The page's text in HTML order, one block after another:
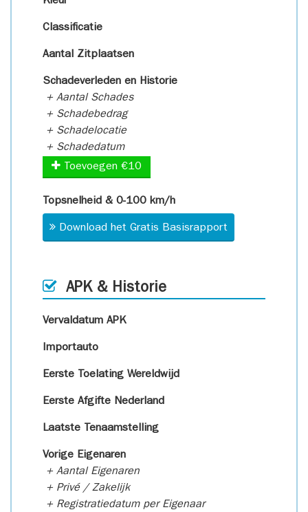
Classificatie
Aantal Zitplaatsen
Schadeverleden en Historie
+ Aantal Schades
+ Schadebedrag
+ Schadelocatie
+ Schadedatum
Toevoegen €10
Topsnelheid & 0-100 km/h
Download het Gratis Basisrapport
APK & Historie
Vervaldatum APK
Importauto
Eerste Toelating Wereldwijd
Eerste Afgifte Nederland
Laatste Tenaamstelling
Vorige Eigenaren
+ Aantal Eigenaren
+ Privé / Zakelijk
+ Registratiedatum per Eigenaar